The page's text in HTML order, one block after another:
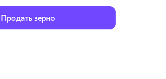
Продать зерно